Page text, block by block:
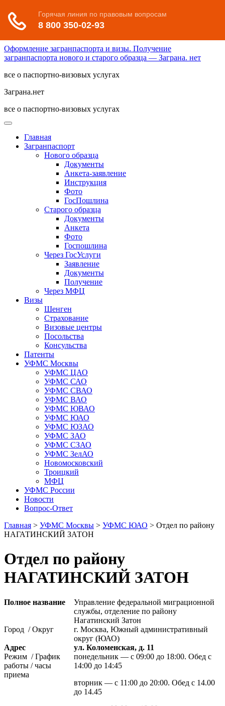
Оформление загранпаспорта и визы. Получение
загранпаспорта нового и старого образца — Заграна. нет
все о паспортно-визовых услугах
Заграна.нет
все о паспортно-визовых услугах
Главная
Загранпаспорт
Нового образца
Документы
Анкета-заявление
Инструкция
Фото
ГосПошлина
Старого образца
Документы
Анкета
Фото
Госпошлина
Через ГосУслуги
Заявление
Документы
Получение
Через МФЦ
Визы
Шенген
Страхование
Визовые центры
Посольства
Консульства
Патенты
УФМС Москвы
УФМС ЦАО
УФМС САО
УФМС СВАО
УФМС ВАО
УФМС ЮВАО
УФМС ЮАО
УФМС ЮЗАО
УФМС ЗАО
УФМС СЗАО
УФМС ЗелАО
Новомосковский
Троицкий
МФЦ
УФМС России
Новости
Вопрос-Ответ
Главная > УФМС Москвы > УФМС ЮАО > Отдел по району
НАГАТИНСКИЙ ЗАТОН
Отдел по району
НАГАТИНСКИЙ ЗАТОН
Полное название
Управление федеральной миграционной
службы, отделение по району
Нагатинский Затон
Город / Округ
г. Москва, Южный административный
округ (ЮАО)
Адрес
ул. Коломенская, д. 11
Режим / График
работы / часы
приема
понедельник — с 09:00 до 18:00. Обед с
14:00 до 14:45
вторник — с 11:00 до 20:00. Обед с 14.00
до 14.45